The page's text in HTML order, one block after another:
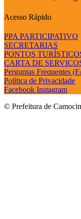
Acesso Rápido
PPA PARTICIPATIVO
SECRETARIAS
PONTOS
CARTA DE
Perguntas Frequentes
Política de Privacidade
Facebook Instagram
© Prefeitura de